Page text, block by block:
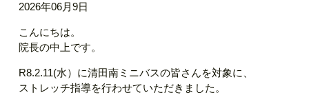
2026年06月9日
こんにちは。
院長の中上です。
R8.2.11(水）に清田南ミニバスの皆さんを対象に、
ストレッチ指導を行わせていただきました。